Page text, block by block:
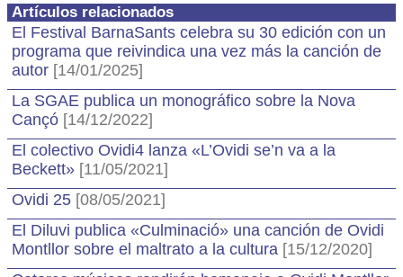
Artículos relacionados
El Festival BarnaSants celebra su 30 edición con un
programa que reivindica una vez más la canción de
autor [14/01/2025]
La SGAE publica un monográfico sobre la Nova
Cançó [14/12/2022]
El colectivo Ovidi4 lanza «L’Ovidi se’n va a la
Beckett» [11/05/2021]
Ovidi 25 [08/05/2021]
El Diluvi publica «Culminació» una canción de Ovidi
Montllor sobre el maltrato a la cultura [15/12/2020]